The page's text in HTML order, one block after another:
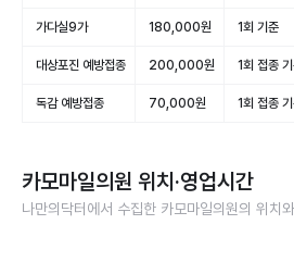
가다실9가 180,000원 1회 기준
대상포진 예방접종 200,000원 1회 접종
독감 예방접종 70,000원 1회 접종
카모마일의원 위치·영업시간
나만의닥터에서 수집한 카모마일의원의 위치